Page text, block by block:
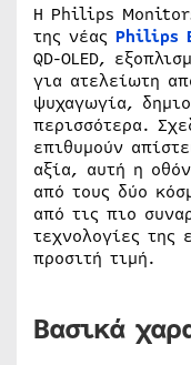
Η Philips
της νέας Philips
QD-OLED,
για ατελείωτη
ψυχαγωγία,
περισσότερα.
επιθυμούν
αξία, αυτή η
από τους δύο
από τις πιο
τεχνολογίες της
προσιτή τιμή.
Βασικά